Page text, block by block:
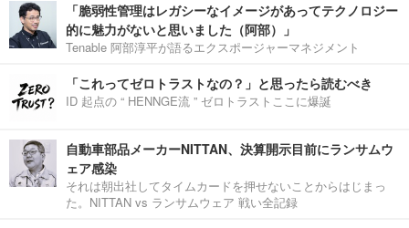
「脆弱性管理はレガシーなイメージがあってテクノロジー
的に魅力がないと思いました（阿部）」
Tenable 阿部淳平が語るエクスポージャーマネジメント
「これってゼロトラストなの？」と思ったら読むべき
ID 起点の “ HENNGE流 ” ゼロトラストここに爆誕
自動車部品メーカーNITTAN、決算開示目前にランサムウ
ェア感染
それは朝出社してタイムカードを押せないことからはじまっ
た。NITTAN vs ランサムウェア 戦い全記録